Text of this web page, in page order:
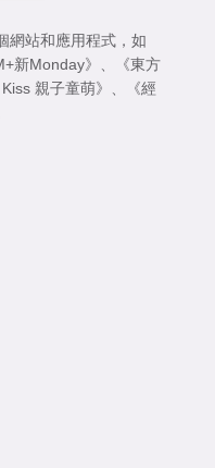
網站和應用程式，如
新Monday》 、
《東方
親子童萌》 、
《經